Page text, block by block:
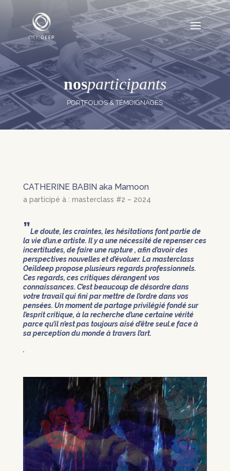
nosparticipants
PORTFOLIOS & TÉMOIGNAGES
CATHERINE BABIN aka Mamoon
a participé à : masterclass #2 – 2024
”Le doute, les craintes, les hésitations font partie de
la vie d’un.e artiste. Il y a une nécessité derepenser ces
incertitudes, de faire une rupture , afin d’avoir des
perspectives nouvelles et d’évoluer. La masterclass
Oeildeep propose plusieurs regards professionnels.
Ces regards, ces critiquesdérangent vos
connaissances. C’est beaucoup de désordre dans
votre travail qui fini par mettre del’ordre dans vos
pensées. Un moment de partage privilégié fondé sur
l’esprit critique, à la recherched’une certaine vérité
parce qu’il n’est pas toujours aisé d’être seul.e face à
sa perception du mondeà travers l’art.
.